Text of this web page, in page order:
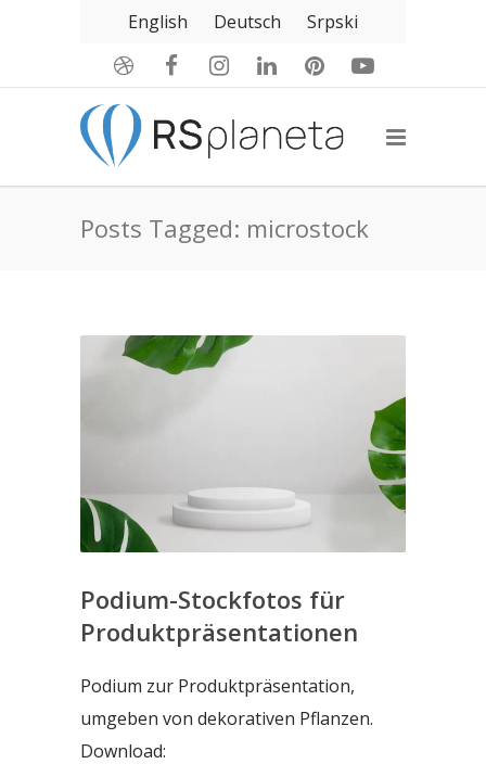
English Deutsch Srpski
Posts Tagged: microstock
Podium-Stockfotos für
Produktpräsentationen
Podium zur Produktpräsentation,
umgeben von dekorativen Pflanzen.
Download: